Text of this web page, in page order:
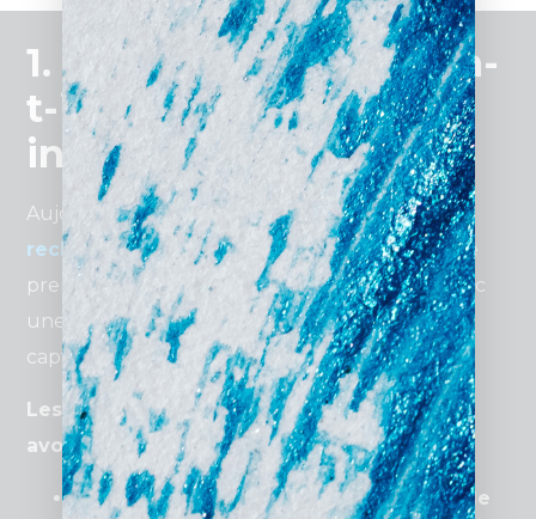
1. Pourquoi un avocat a-
t-il besoin d’un site
internet ?
Aujourd’hui, plus de
80 % des personnes
recherchent un avocat sur Internetavant de
prendre rendez-vous. Unsite webdevient donc
une nécessité pour assurer votre visibilité et
capter des prospects qualifiés.
Les principaux avantages d’un site pour
avocat :
Accroître sa visibilité locale et nationale